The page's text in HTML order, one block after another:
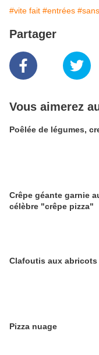
#vite fait #entrées
Partager
Vous aimerez
Poêlée de légumes,
Crêpe géante garnie
célèbre "crêpe pizza"
Clafoutis aux abricots
Pizza nuage